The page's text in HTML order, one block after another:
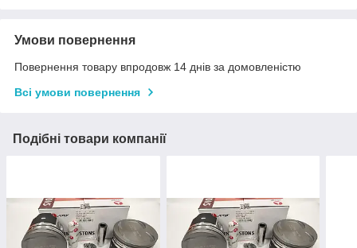
Умови повернення
Повернення товару впродовж 14 днів за домовленістю
Всі умови повернення
Подібні товари компанії